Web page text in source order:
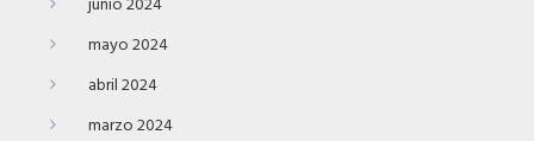
mayo 2024
abril 2024
marzo 2024